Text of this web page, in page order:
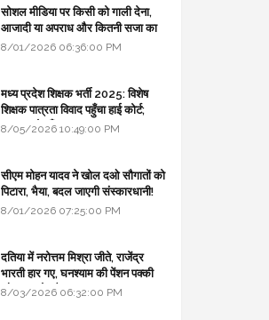
सोशल मीडिया पर किसी को गाली देना,
आजादी या अपराध और कितनी सजा का
प्रावधान - free legal advice
8/01/2026 06:36:00 PM
मध्य प्रदेश शिक्षक भर्ती 2025: विशेष
शिक्षक पात्रता विवाद पहुँचा हाई कोर्ट;
सरकार से माँगा जवाब
8/05/2026 10:49:00 PM
सीएम मोहन यादव ने खोल दओ सौगातों को
पिटारा, भैया, बदल जाएगी संस्कारधानी!
8/01/2026 07:25:00 PM
दतिया में नरोत्तम मिश्रा जीते, राजेंद्र
भारती हार गए, घनश्याम की पेंशन पक्की
और आशुतोष बैक टू...
8/03/2026 06:32:00 PM